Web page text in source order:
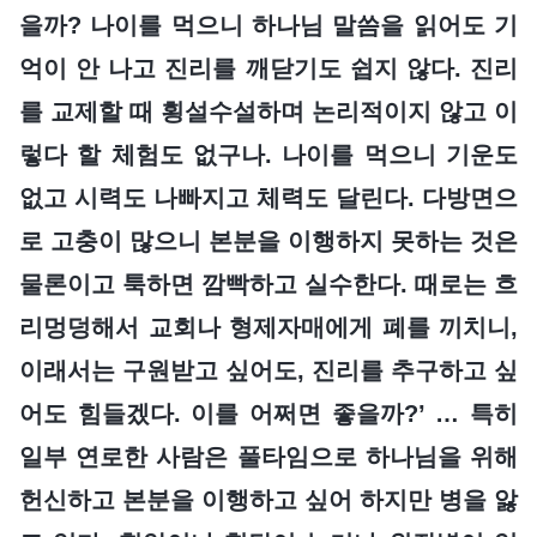
을까? 나이를 먹으니 하나님 말씀을 읽어도 기
억이 안 나고 진리를 깨닫기도 쉽지 않다. 진리
를 교제할 때 횡설수설하며 논리적이지 않고 이
렇다 할 체험도 없구나. 나이를 먹으니 기운도
없고 시력도 나빠지고 체력도 달린다. 다방면으
로 고충이 많으니 본분을 이행하지 못하는 것은
물론이고 툭하면 깜빡하고 실수한다. 때로는 흐
리멍덩해서 교회나 형제자매에게 폐를 끼치니,
이래서는 구원받고 싶어도, 진리를 추구하고 싶
어도 힘들겠다. 이를 어쩌면 좋을까?’ … 특히
일부 연로한 사람은 풀타임으로 하나님을 위해
헌신하고 본분을 이행하고 싶어 하지만 병을 앓